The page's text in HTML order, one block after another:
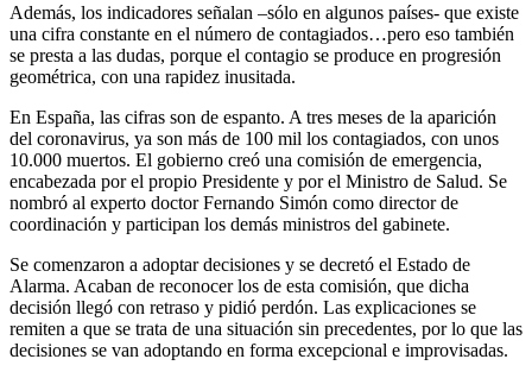
Además, los indicadores señalan –sólo en algunos países- que existe
una cifra constante en el número de contagiados…pero eso también
se presta a las dudas, porque el contagio se produce en progresión
geométrica, con una rapidez inusitada.
En España, las cifras son de espanto. A tres meses de la aparición
del coronavirus, ya son más de 100 mil los contagiados, con unos
10.000 muertos. El gobierno creó una comisión de emergencia,
encabezada por el propio Presidente y por el Ministro de Salud. Se
nombró al experto doctor Fernando Simón como director de
coordinación y participan los demás ministros del gabinete.
Se comenzaron a adoptar decisiones y se decretó el Estado de
Alarma. Acaban de reconocer los de esta comisión, que dicha
decisión llegó con retraso y pidió perdón. Las explicaciones se
remiten a que se trata de una situación sin precedentes, por lo que las
decisiones se van adoptando en forma excepcional e improvisadas.